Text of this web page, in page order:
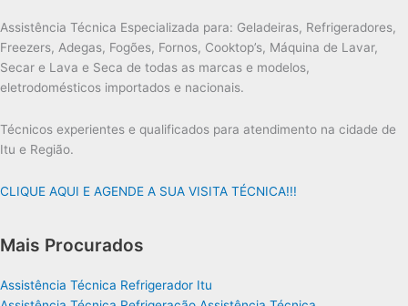
Assistência Técnica Especializada para: Geladeiras, Refrigeradores,
Freezers, Adegas, Fogões, Fornos, Cooktop’s, Máquina de Lavar,
Secar e Lava e Seca de todas as marcas e modelos,
eletrodomésticos importados e nacionais.
Técnicos experientes e qualificados para atendimento na cidade de
Itu e Região.
CLIQUE AQUI E AGENDE A SUA VISITA TÉCNICA!!!
Mais Procurados
Assistência Técnica Refrigerador Itu